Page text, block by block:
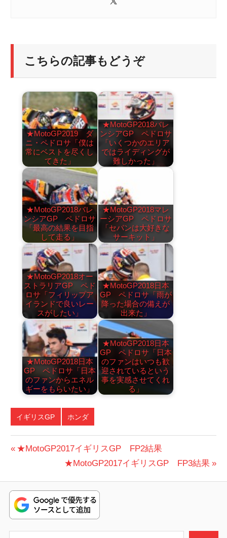
こちらの記事もどうぞ
★MotoGP2019 ダ
ニ・ペドロサ「僕は
常にベストを尽くし
てきた」
★MotoGP2018バレ
ンシアGP ペドロサ
「いくつかのエリア
ではライディングが
難しかった」
★MotoGP2018バレ
ンシアGP ペドロサ
「最高の結果を目指
して走る」
★MotoGP2018マレ
ーシアGP ペドロサ
「セパンは大好きな
サーキット」
★MotoGP2018オー
ストラリアGP ペド
ロサ「フィリップア
イランドで良いレー
スがしたい」
★MotoGP2018日本
GP ペドロサ「雨が
降った場合の備えが
出来た」
★MotoGP2018日本
GP ペドロサ「日本
のファンからエネル
ギーをもらいたい」
★MotoGP2018日本
GP ペドロサ「日本
のファンはいつも歓
迎されているという
事を実感させてくれ
る」
イギリスGP ホンダ
投
ナ
ビ
ゲ
前
稿:
★MotoGP2017イギリスGP FP2結果
次
投
稿:
★MotoGP2017イギリスGP FP3結果